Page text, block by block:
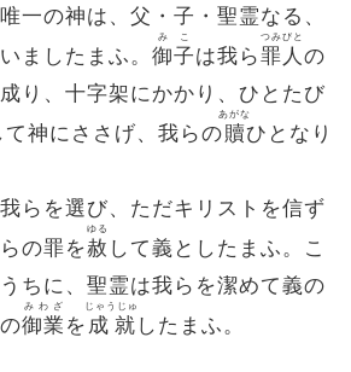
一の神は、父・子・聖霊なる、
ましたまふ。御子
みこ
は我ら罪人
つみびと
の
り、十字架にかかり、ひとたび
て神にささげ、我らの贖
あがな
ひとなり
らを選び、ただキリストを信ず
の罪を赦
ゆる
して義としたまふ。こ
ちに、聖霊は我らを潔めて義の
御業
みわざ
を成就
じゃうじゅ
したまふ。